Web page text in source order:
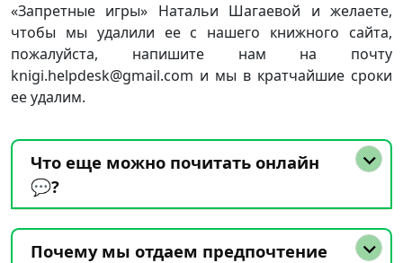
«Запретные игры» Натальи Шагаевой и желаете,
чтобы мы удалили ее с нашего книжного сайта,
пожалуйста, напишите нам на почту
knigi.helpdesk@gmail.com и мы в кратчайшие сроки
ее удалим.
Что еще можно почитать онлайн
💬?
Почему мы отдаем предпочтение